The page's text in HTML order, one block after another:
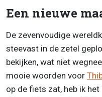
Een nieuwe
De zevenvoudige
steevast in de zetel
bekijken, wat niet
mooie woorden voor
op de fiets zat, heb ik